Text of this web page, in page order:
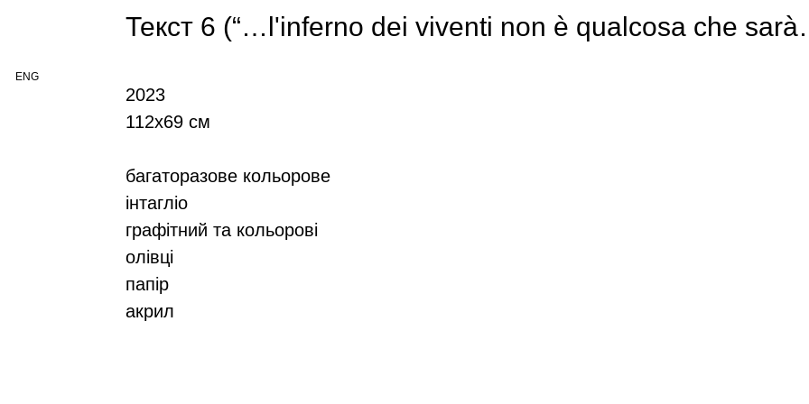
Текст 6 (“…l'inferno dei viventi non è qualcosa che
ENG
2023
112х69 см
багаторазове кольорове
інтагліо
графітний та кольорові
олівці
папір
акрил